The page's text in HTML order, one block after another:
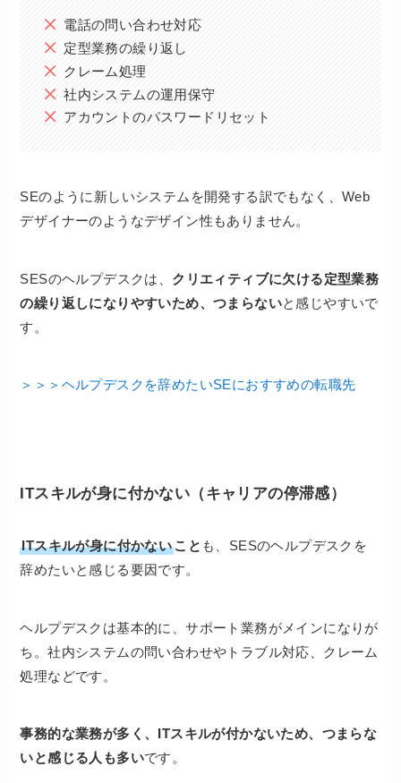
電話の問い合わせ対応
定型業務の繰り返し
クレーム処理
社内システムの運用保守
アカウントのパスワードリセット
SEのように新しいシステムを開発する訳でもなく、Web
デザイナーのようなデザイン性もありません。
SESのヘルプデスクは、 クリエィティブに欠ける定型業務
の繰り返しになりやすいため、つまらないと感じやすいで
す。
＞＞＞ヘルプデスクを辞めたいSEにおすすめの転職先
ITスキルが身に付かない（キャリアの停滞感）
ITスキルが身に付かないこと も、SESのヘルプデスクを
辞めたいと感じる要因です。
ヘルプデスクは基本的に、サポート業務がメインになりが
ち。社内システムの問い合わせやトラブル対応、クレーム
処理などです。
事務的な業務が多く、ITスキルが付かないため、つまらな
いと感じる人も多いです。